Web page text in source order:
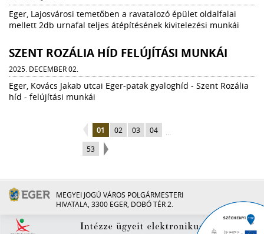
Eger, Lajosvárosi temetőben a ravatalozó épület oldalfalai
mellett 2db urnafal teljes átépítésének kivitelezési munkái
SZENT ROZÁLIA HÍD FELÚJÍTÁSI MUNKÁI
2025. DECEMBER 02.
Eger, Kovács Jakab utcai Eger-patak gyaloghíd - Szent Rozália
híd - felújítási munkái
01 02 03 04
53
MEGYEI JOGÚ VÁROS POLGÁRMESTERI
HIVATALA, 3300 EGER, DOBÓ TÉR 2.